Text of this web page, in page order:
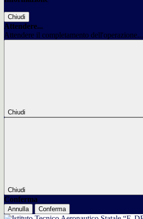
Chiudi
Attendere...
Attendere il completamento dell'operazione...
Chiudi
Chiudi
Conferma
Annulla Conferma